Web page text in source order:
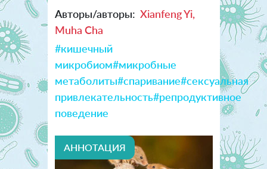
Авторы/авторы: Xianfeng Yi,
Muha Cha
#кишечный
микробиом#микробные
метаболиты#спаривание#сексуальная
привлекательность#репродуктивное
поведение
АННОТАЦИЯ